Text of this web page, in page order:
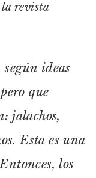
revista
ideas
que
jalachos,
Esta es una
los